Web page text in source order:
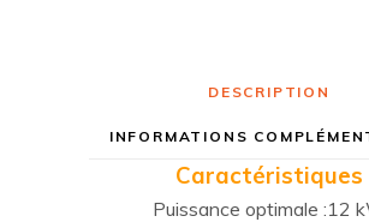
DESCRIPTION
INFORMATIONS
Caractéristiques
Puissance optimale :12